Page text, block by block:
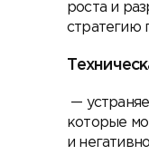
роста и
стратегию
—
которые
и